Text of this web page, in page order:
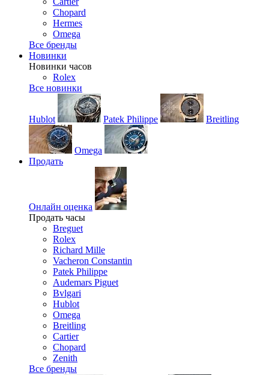
Chopard
Hermes
Omega
Все бренды
Новинки
Новинки часов
Rolex
Все новинки
Hublot Patek Philippe Breitling
Omega
Продать
Онлайн оценка
Продать часы
Breguet
Rolex
Richard Mille
Vacheron Constantin
Patek Philippe
Audemars Piguet
Bvlgari
Hublot
Omega
Breitling
Cartier
Chopard
Zenith
Все бренды